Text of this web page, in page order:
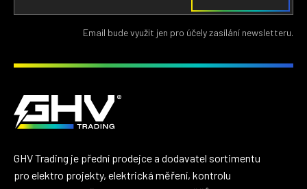
Email bude využit jen pro účely zasílání newsletteru.
GHV Trading je přední prodejce a dodavatel sortimentu
pro elektro projekty, elektrická měření, kontrolu